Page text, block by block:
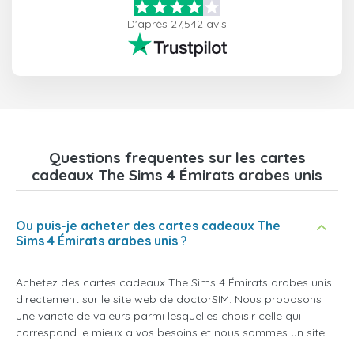
D'après 27,542 avis
Questions frequentes sur les cartes
cadeaux The Sims 4 Émirats arabes unis
Ou puis-je acheter des cartes cadeaux The
Sims 4 Émirats arabes unis ?
Achetez des cartes cadeaux The Sims 4 Émirats arabes unis
directement sur le site web de doctorSIM. Nous proposons
une variete de valeurs parmi lesquelles choisir celle qui
correspond le mieux a vos besoins et nous sommes un site